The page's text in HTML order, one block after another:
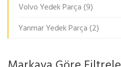
Volvo Yedek Parça(9)
Yanmar Yedek Parça(2)